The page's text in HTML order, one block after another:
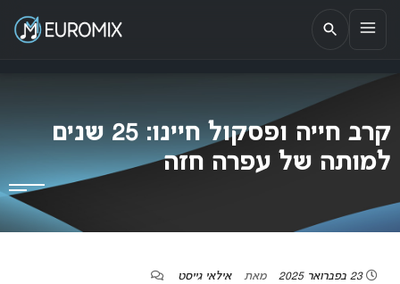
EUROMIX
אתר הבית של האירוויזיון בישראל
קרב חייה ופסקול חיינו: 25 שנים
למותה של עפרה חזה
23 בפברואר 2025 מאת אילאי גייסט